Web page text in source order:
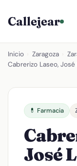
Callejear
Inicio Zaragoza
Cabrerizo Laseo, José
💊 Farmacia
José